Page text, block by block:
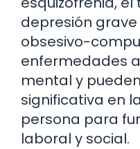
depresión
obsesivo-
enfermedades
mental y
significativa en
persona para
laboral y social.